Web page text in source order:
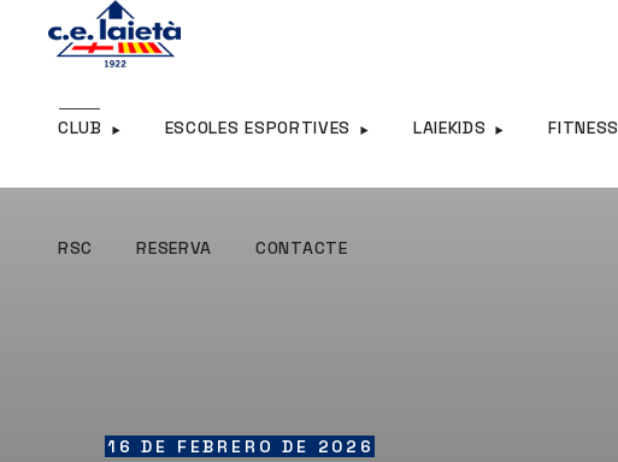
CLUB ESCOLES ESPORTIVES LAIEKIDS FITNESS
RSC RESERVA CONTACTE
RSC RESERVA
16 DE FEBRERO DE 2026